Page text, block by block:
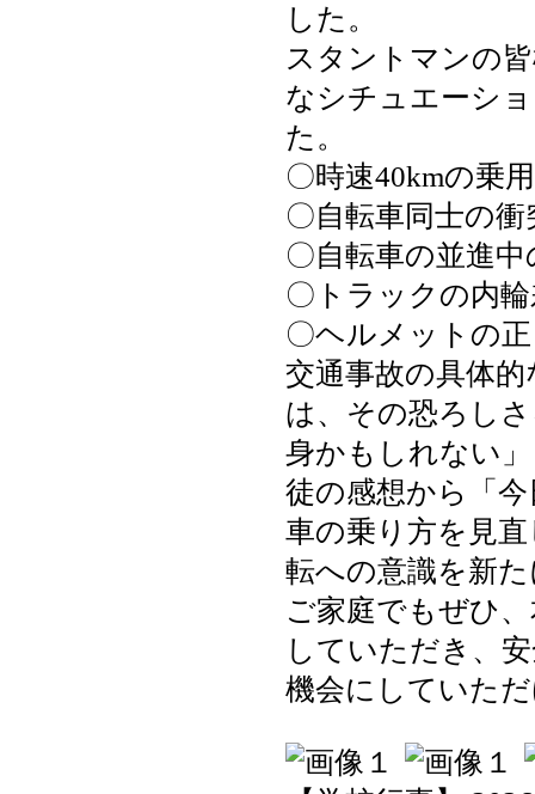
した。
スタントマンの
なシチュエーシ
た。
〇時速40kmの乗
〇自転車同士の衝
〇自転車の並進
〇トラックの内
〇ヘルメットの
交通事故の具体
は、その恐ろし
身かもしれない
徒の感想から「
車の乗り方を見
転への意識を新
ご家庭でもぜひ
していただき、
機会にしていた